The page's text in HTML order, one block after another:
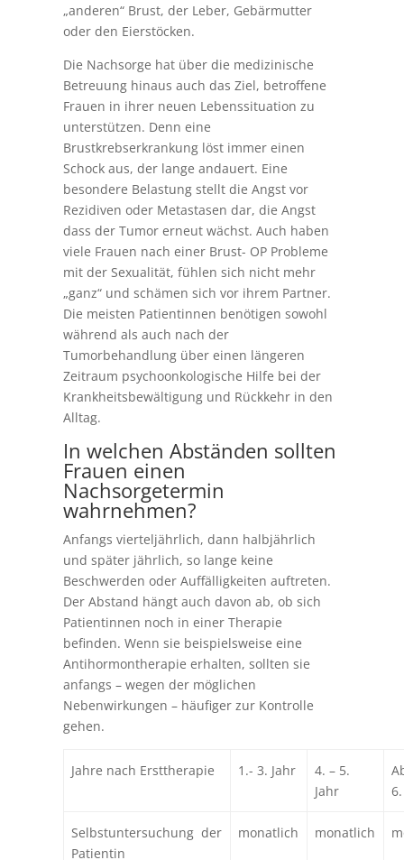
„anderen“ Brust, der Leber, Gebärmutter
oder den Eierstöcken.
Die Nachsorge hat über die medizinische
Betreuung hinaus auch das Ziel, betroffene
Frauen in ihrer neuen Lebenssituation zu
unterstützen. Denn eine
Brustkrebserkrankung löst immer einen
Schock aus, der lange andauert. Eine
besondere Belastung stellt die Angst vor
Rezidiven oder Metastasen dar, die Angst
dass der Tumor erneut wächst. Auch haben
viele Frauen nach einer Brust- OP Probleme
mit der Sexualität, fühlen sich nicht mehr
„ganz“ und schämen sich vor ihrem Partner.
Die meisten Patientinnen benötigen sowohl
während als auch nach der
Tumorbehandlung über einen längeren
Zeitraum psychoonkologische Hilfe bei der
Krankheitsbewältigung und Rückkehr in den
Alltag.
In welchen Abständen sollten
Frauen einen
Nachsorgetermin
wahrnehmen?
Anfangs vierteljährlich, dann halbjährlich
und später jährlich, so lange keine
Beschwerden oder Auffälligkeiten auftreten.
Der Abstand hängt auch davon ab, ob sich
Patientinnen noch in einer Therapie
befinden. Wenn sie beispielsweise eine
Antihormontherapie erhalten, sollten sie
anfangs – wegen der möglichen
Nebenwirkungen – häufiger zur Kontrolle
gehen.
Jahre nach Ersttherapie 1.- 3. Jahr
4. – 5.
Jahr
Selbstuntersuchung der
Patientin
monatlich monatlich